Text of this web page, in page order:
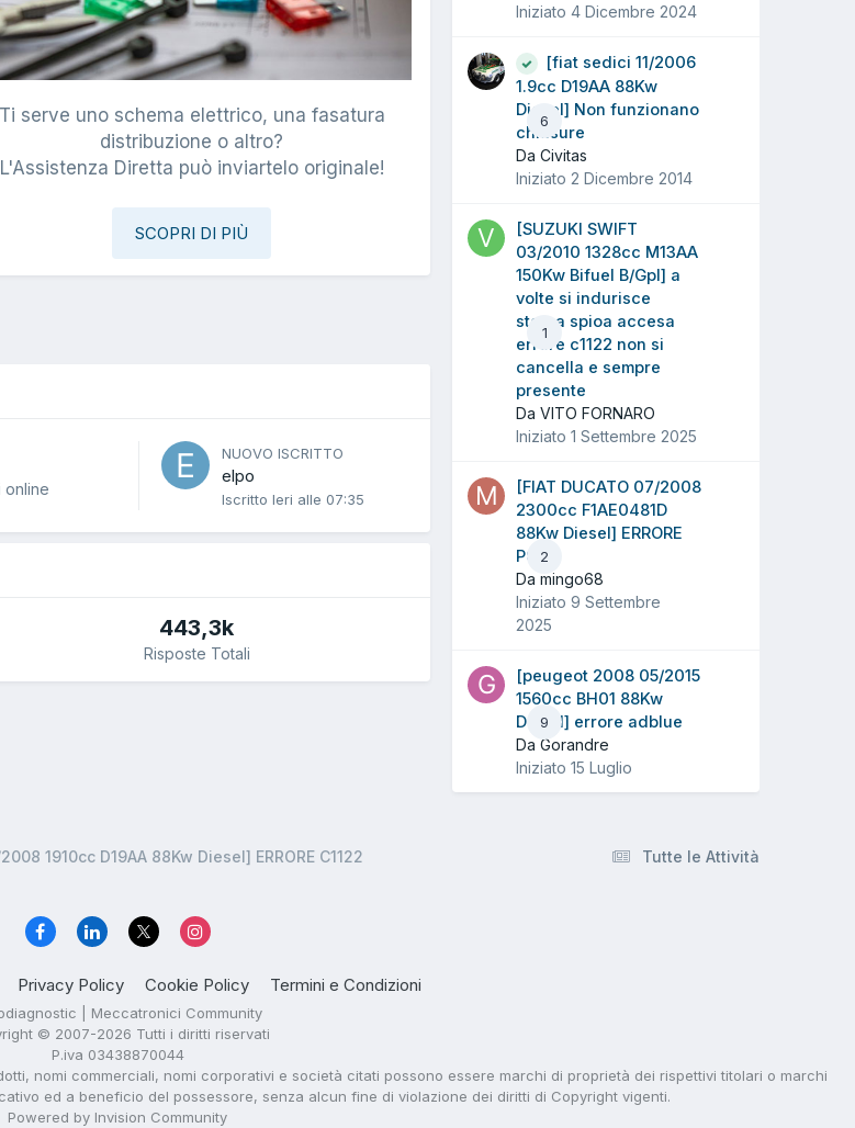
Ti serve uno schema elettrico, una fasatura
distribuzione o altro?
L'Assistenza Diretta può inviartelo originale!
SCOPRI DI PIÙ
online
NUOVO ISCRITTO
elpo
Iscritto Ieri alle 07:35
443,3k
Risposte Totali
Iniziato 4 Dicembre 2024
6
[fiat sedici 11/2006
1.9cc D19AA 88Kw
Diesel] Non funzionano
chiusure
Da Civitas
Iniziato 2 Dicembre 2014
1
[SUZUKI SWIFT
03/2010 1328cc M13AA
150Kw Bifuel B/Gpl] a
volte si indurisce
sterza spioa accesa
errore c1122 non si
cancella e sempre
presente
Da VITO FORNARO
Iniziato 1 Settembre 2025
2
[FIAT DUCATO 07/2008
2300cc F1AE0481D
88Kw Diesel] ERRORE
P0191
Da mingo68
Iniziato 9 Settembre
2025
9
[peugeot 2008 05/2015
1560cc BH01 88Kw
Diesel] errore adblue
Da Gorandre
Iniziato 15 Luglio
Tutte le Attività
1910cc D19AA 88Kw Diesel] ERRORE C1122
Privacy Policy Cookie Policy Termini e Condizioni
| Meccatronici Community
© 2007-2026 Tutti i diritti riservati
P.iva 03438870044
nomi commerciali, nomi corporativi e società citati possono essere marchi di proprietà dei rispettivi titolari o marchi
ed a beneficio del possessore, senza alcun fine di violazione dei diritti di Copyright vigenti.
Powered by Invision Community